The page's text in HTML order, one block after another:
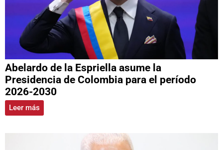
Abelardo de la Espriella asume la
Presidencia de Colombia para el período
2026-2030
Leer más